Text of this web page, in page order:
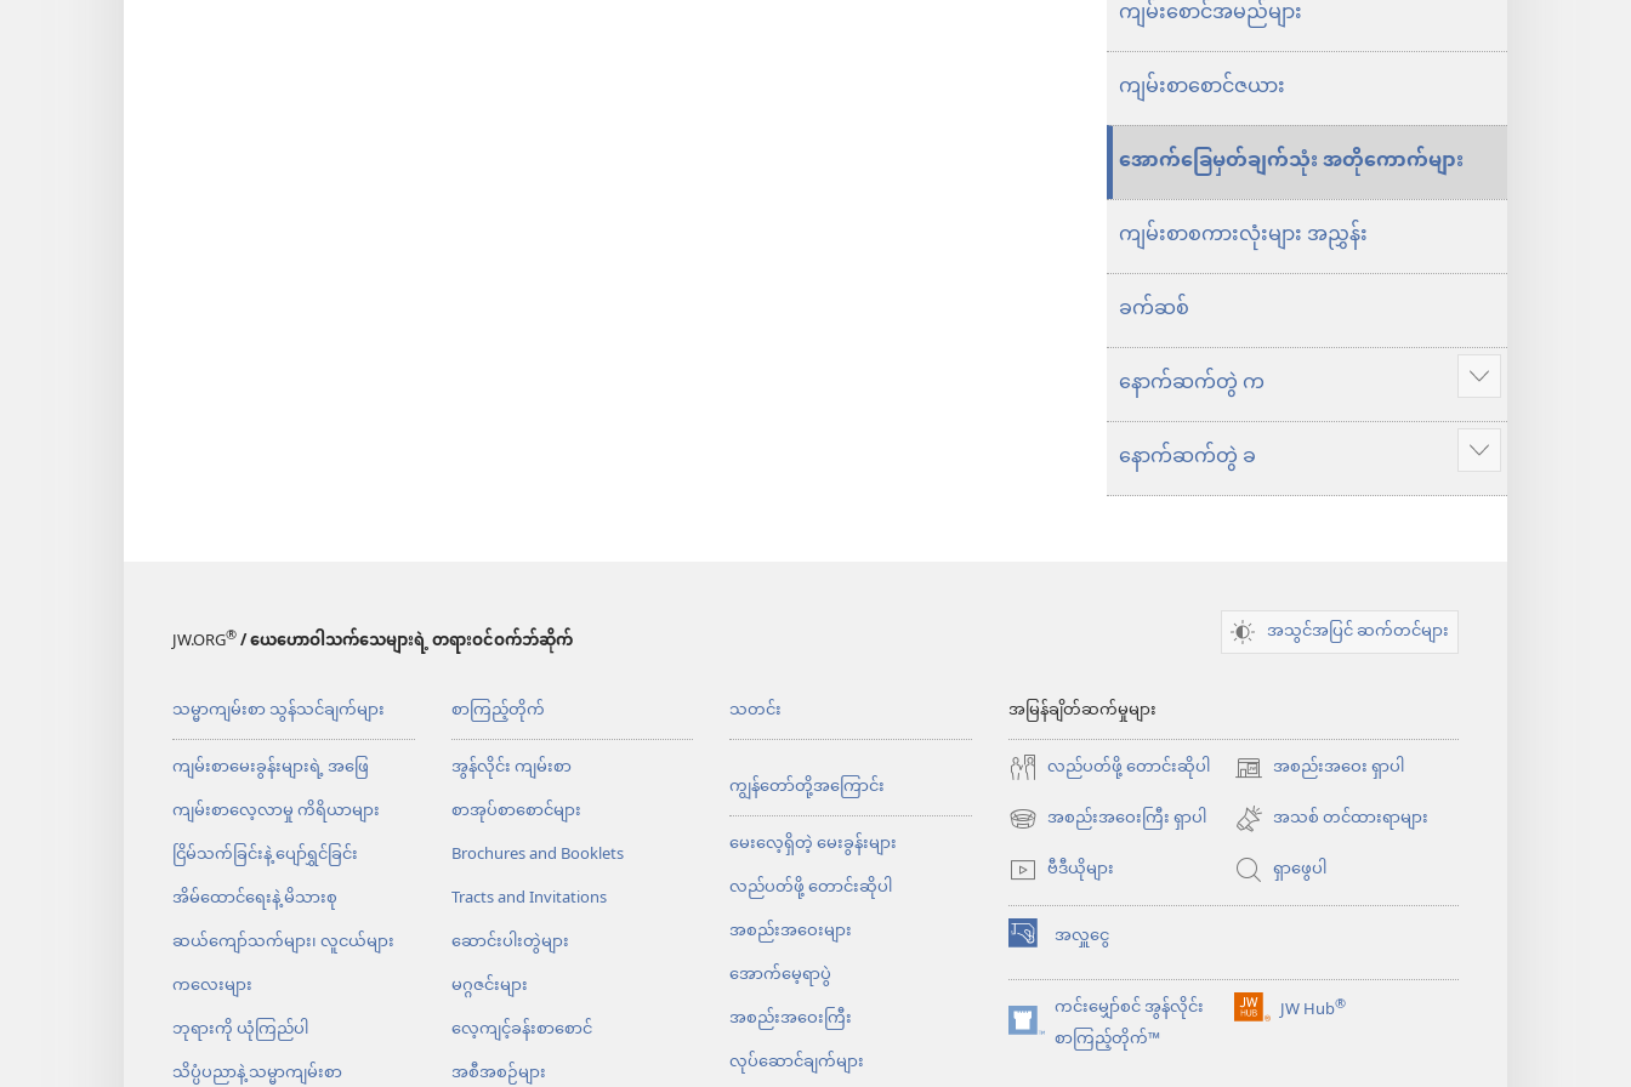
သစ်
ဘာသာ
ပြန်
ကျမ်း
ဘာသာ
ကျမ်း
ကျမ်း​စောင်​အ​မည်​များ
ကျမ်း​စာ​စောင်​ဇ​ယား
အောက်​ခြေ​မှတ်​ချက်​သုံး အတို​ကောက်​များ
ကျမ်း​စာ​စကား​လုံး​များ​ အညွှန်း
ခက်​ဆစ်
နောက်​ဆက်​တွဲ က
ပို
ပြ
ပါ
နောက်​ဆက်​တွဲ ခ
ပို
ပြ
JW.ORG®/ ယေဟောဝါသက်သေများရဲ့ တရားဝင်ဝက်ဘ်ဆိုက် အသွင်အပြင် ဆက်တင်များ
သမ္မာကျမ်းစာ သွန်သင်ချက်များ
ကျမ်းစာမေးခွန်းများရဲ့ အဖြေ
ကျမ်းစာလေ့လာမှု ကိရိယာများ
ငြိမ်သက်ခြင်းနဲ့ ပျော်ရွှင်ခြင်း
အိမ်ထောင်ရေး​နဲ့ မိသားစု
ဆယ်ကျော်သက်များ၊ လူငယ်များ
ကလေးများ
ဘုရားကို ယုံကြည်ပါ
သိပ္ပံပညာနဲ့ သမ္မာကျမ်းစာ
စာကြည့်တိုက်
အွန်လိုင်း ကျမ်းစာ
စာအုပ်စာစောင်များ
Brochures and Booklets
Tracts and Invitations
ဆောင်းပါးတွဲများ
မဂ္ဂဇင်းများ
လေ့ကျင့်ခန်းစာစောင်
အစီအစဉ်များ
သတင်း
ကျွန်တော်တို့အကြောင်း
မေးလေ့ရှိတဲ့ မေးခွန်းများ
လည်ပတ်ဖို့ တောင်းဆိုပါ
အစည်းအဝေးများ
အောက်မေ့ရာပွဲ
အစည်းအဝေးကြီး
လုပ်ဆောင်ချက်များ
အမြန်ချိတ်ဆက်မှုများ
လည်ပတ်ဖို့ တောင်းဆိုပါ
အစည်းအဝေး ရှာပါ
(window
အသစ်
င့်
နေ
တယ်)
အစည်းအဝေးကြီး ရှာပါ
(window
အသစ်
ဖွ
င့်
ပါ
တယ်)
အသစ် တင်ထားရာများ
ဗီဒီယိုများ
ရှာဖွေပါ
အလှူငွေ
(window
အသစ်
ဖွ
င့်
ကင်းမျှော်စင် အွန်လိုင်း
စာကြည့်တိုက်™
(window
JW Hub®
(window